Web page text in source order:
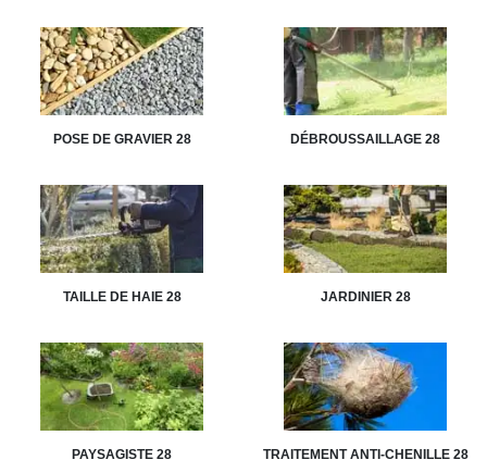
POSE DE GRAVIER 28 DÉBROUSSAILLAGE 28
TAILLE DE HAIE 28 JARDINIER 28
PAYSAGISTE 28 TRAITEMENT ANTI-CHENILLE 28